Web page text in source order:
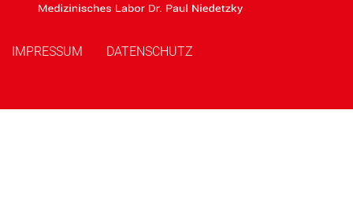
IMPRESSUM DATENSCHUTZ